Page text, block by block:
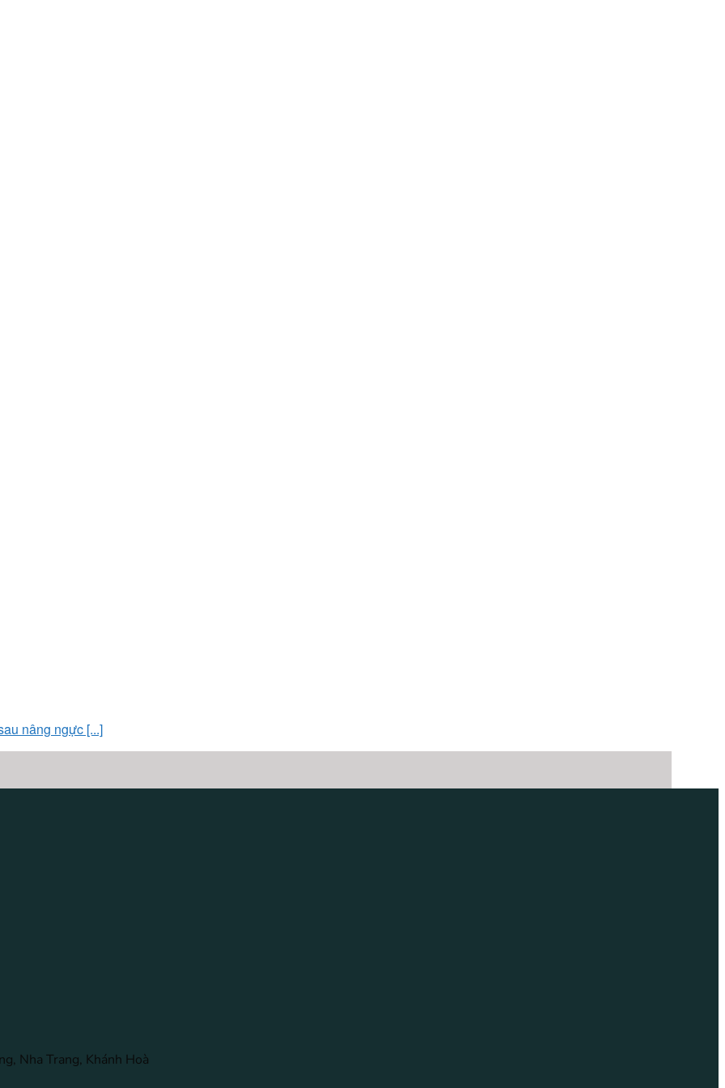
nâng ngực [...]
Nha Trang, Khánh Hoà